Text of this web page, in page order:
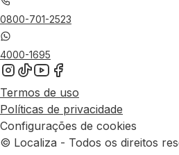
0800-701-2523
4000-1695
Termos de uso
Políticas de privacidade
Configurações de cookies
© Localiza - Todos os direitos